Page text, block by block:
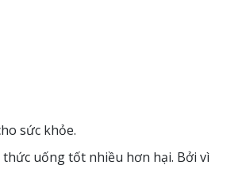
sức khỏe.
thức uống tốt nhiều hơn hại. Bởi vì